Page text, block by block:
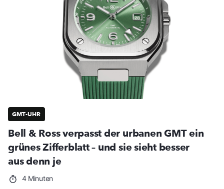
GMT-UHR
Bell & Ross verpasst der urbanen GMT ein
grünes Zifferblatt – und sie sieht besser
aus denn je
4 Minuten